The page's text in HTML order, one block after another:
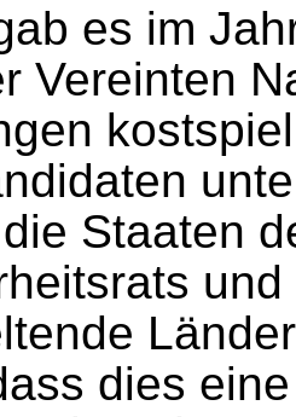
es im
Vereinten
Staaten
dies